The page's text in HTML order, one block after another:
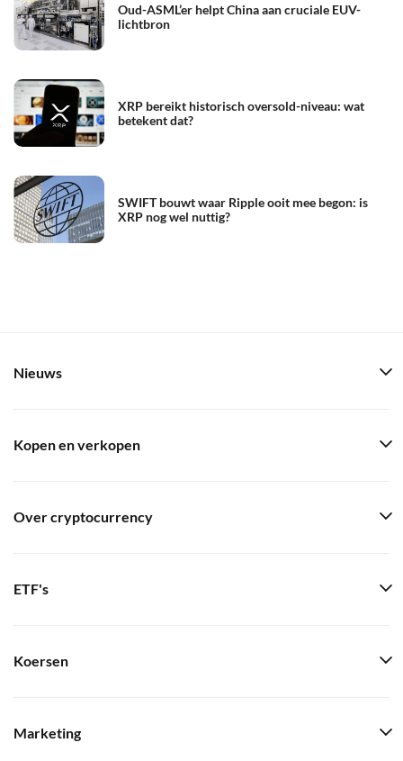
Oud-ASML’er helpt China aan cruciale EUV-
lichtbron
XRP bereikt historisch oversold-niveau: wat
betekent dat?
SWIFT bouwt waar Ripple ooit mee begon: is
XRP nog wel nuttig?
Nieuws
Kopen en verkopen
Over cryptocurrency
ETF's
Koersen
Marketing